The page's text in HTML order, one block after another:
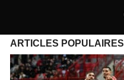
ARTICLES POPULAIRES